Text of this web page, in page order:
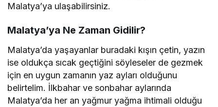
Malatya’ya ulaşabilirsiniz.
Malatya’ya Ne Zaman Gidilir?
Malatya’da yaşayanlar buradaki kışın çetin, yazın
ise oldukça sıcak geçtiğini söyleseler de gezmek
için en uygun zamanın yaz ayları olduğunu
belirtelim. İlkbahar ve sonbahar aylarında
Malatya’da her an yağmur yağma ihtimali olduğu